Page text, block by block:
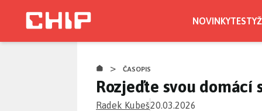
NOVINKYTESTY
> ČASOPIS
Rozjeďte svou domácí
Radek Kubeš20.03.2026